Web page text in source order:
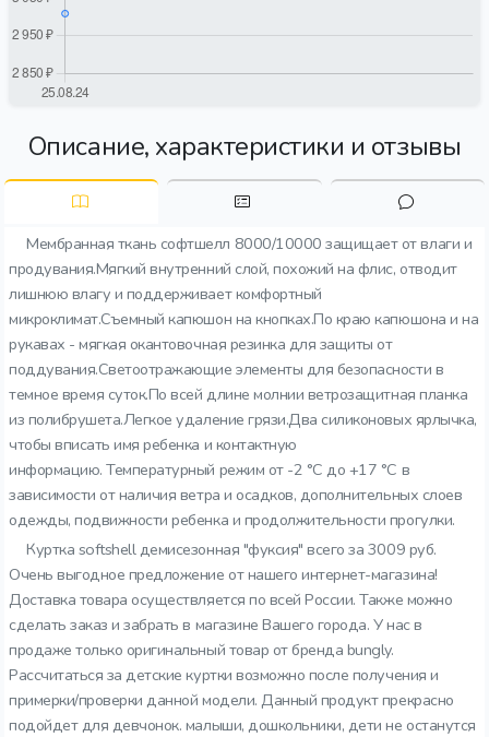
Описание, характеристики и отзывы
Мембранная ткань софтшелл 8000/10000 защищает от влаги и
продувания.Мягкий внутренний слой, похожий на флис, отводит
лишнюю влагу и поддерживает комфортный
микроклимат.Съемный капюшон на кнопках.По краю капюшона и на
рукавах - мягкая окантовочная резинка для защиты от
поддувания.Светоотражающие элементы для безопасности в
темное время суток.По всей длине молнии ветрозащитная планка
из полибрушета.Легкое удаление грязи.Два силиконовых ярлычка,
чтобы вписать имя ребенка и контактную
информацию. Температурный режим от -2 °C до +17 °C в
зависимости от наличия ветра и осадков, дополнительных слоев
одежды, подвижности ребенка и продолжительности прогулки.
Куртка softshell демисезонная "фуксия" всего за 3009 руб.
Очень выгодное предложение от нашего интернет-магазина!
Доставка товара осуществляется по всей России. Также можно
сделать заказ и забрать в магазине Вашего города. У нас в
продаже только оригинальный товар от бренда bungly.
Рассчитаться за детские куртки возможно после получения и
примерки/проверки данной модели. Данный продукт прекрасно
подойдет для девчонок. малыши, дошкольники, дети не останутся